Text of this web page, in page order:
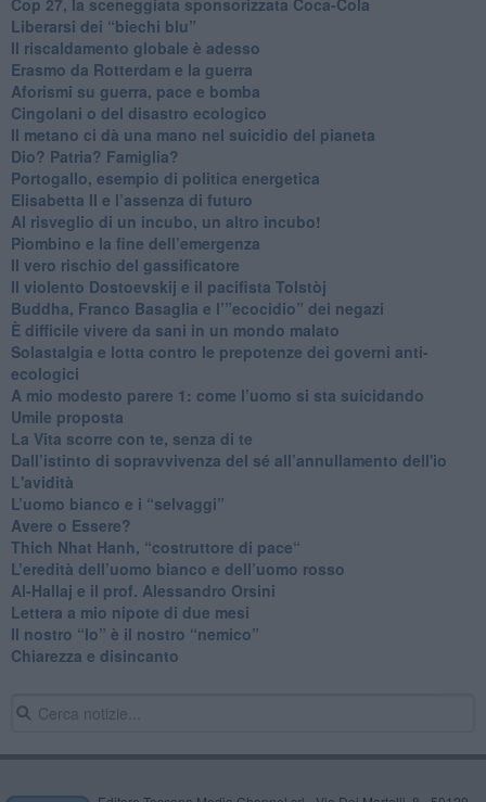
​Liberarsi dei “biechi blu”
Il riscaldamento globale è adesso
​Erasmo da Rotterdam e la guerra
​Aforismi su guerra, pace e bomba
Cingolani o del disastro ecologico
​Il metano ci dà una mano nel suicidio del pianeta
​Dio? Patria? Famiglia?
Portogallo, esempio di politica energetica
​Elisabetta II e l’assenza di futuro
Al risveglio di un incubo, un altro incubo!
​Piombino e la fine dell’emergenza
​Il vero rischio del gassificatore
​Il violento Dostoevskij e il pacifista Tolstòj
​Buddha, Franco Basaglia e l’”ecocidio” dei negazi
​È difficile vivere da sani in un mondo malato
Solastalgia e lotta contro le prepotenze dei governi anti-
ecologici
​A mio modesto parere 1: come l’uomo si sta suicidando
​Umile proposta
​La Vita scorre con te, senza di te
​Dall’istinto di sopravvivenza del sé all’annullamento dell'io
L'avidità
​L’uomo bianco e i “selvaggi”
​Avere o Essere?
​Thich Nhat Hanh, “costruttore di pace“
​L’eredità dell’uomo bianco e dell’uomo rosso
Al-Hallaj e il prof. Alessandro Orsini
​Lettera a mio nipote di due mesi
​Il nostro “Io” è il nostro “nemico”
​Chiarezza e disincanto